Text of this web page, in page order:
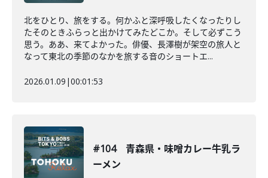
北をひとり、旅をする。何かふと深呼吸したくなったりし
たそのときふらっと出かけてみたどこか。そして必ずこう
思う。ああ、来てよかった。俳優、長澤樹が架空の旅人と
なって東北の季節のなかを旅する音のショートエ...
2026.01.09 |00:01:53
#104 青森県・味噌カレー牛乳ラ
ーメン